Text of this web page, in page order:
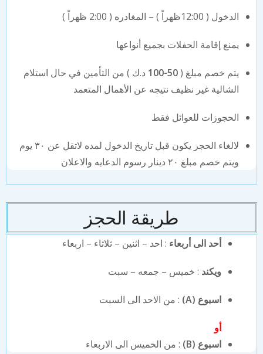
الدخول ( 12:00ظهراً ) – المغادره ( 2:00 ظهراً )
يمنع إقامة الحفلات بجميع أنواعها
يتم خصم مبلغ (50-100
د.ك ) من التأمين في حال استلام
الشالية غير نظيف نتيجه عن الأهمال المتعمد
الحجوزات للعوائل فقط
لالغاء الحجز يكون قبل تاريخ الدخول لمده لاتقل عن ٣٠ يوم
ويتم خصم مبلغ ٢٠ دينار رسوم الدعايه والاعلان
طريقة الحجز
أحد الى أربعاء : احد – اثنين – ثلاثاء – اربعاء
ويكند : خميس – جمعه – سبت
اسبوع (A) : من الاحد الى السبت
أو
اسبوع (B)
: من الخميس الى الاربعاء